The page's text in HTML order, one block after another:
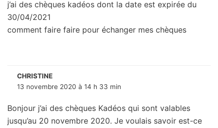
j’ai des chèques kadéos dont la date est expirée du
30/04/2021
comment faire faire pour échanger mes chèques
CHRISTINE
13 novembre 2020 à 14 h 33 min
Bonjour j’ai des chèques Kadéos qui sont valables
jusqu’au 20 novembre 2020. Je voulais savoir est-ce